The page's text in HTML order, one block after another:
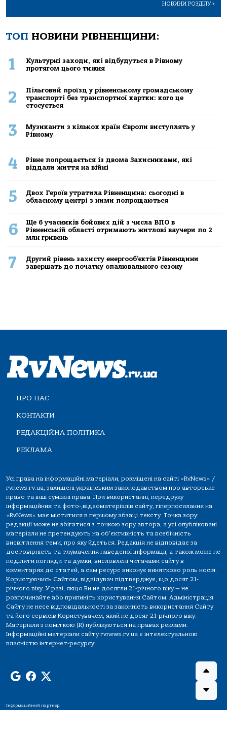
НОВИНИ РОЗДІЛУ>
ТОП НОВИНИ РІВНЕНЩИНИ:
1
Культурні заходи, які відбудуться в Рівному
протягом цього тижня
2
Пільговий проїзд у рівненському громадському
транспорті без транспортної картки: кого це
стосується
3
Музиканти з кількох країн Європи виступлять у
Рівному
4
Рівне попрощається із двома Захисниками, які
віддали життя на війні
5
Двох Героїв утратила Рівненщина: сьогодні в
обласному центрі з ними попрощаються
6
Ще 6 учасників бойових дій з числа ВПО в
Рівненській області отримають житлові ваучери по 2
млн гривень
7
Другий рівень захисту енергооб’єктів Рівненщини
завершать до початку опалювального сезону
ПРО НАС
КОНТАКТИ
РЕДАКЦІЙНА ПОЛІТИКА
РЕКЛАМА
Усі права на інформаційні матеріали, розміщені на сайті «RvNews» /
rvnews.rv.ua, захищені українським законодавством про авторське
право та інші суміжні права. При використанні, передруку
інформаційних та фото-,відеоматеріалів сайту, гіперпосилання на
«RvNews» має міститися в першому абзаці тексту. Точка зору
редакції може не збігатися з точкою зору автора, а усі опубліковані
матеріали не претендують на об'єктивність та всебічність
висвітлення теми, про яку йдеться. Редакція не відповідає за
достовірність та тлумачення наведеної інформації, а також може не
поділяти погляди та думки, висловлені читачами сайту в
коментарях до статей, а сам ресурс виконує винятково роль носія.
Користуючись Сайтом, відвідувач підтверджує, що досяг 21-
річного віку. У разі, якщо Ви не досягли 21-річного віку — не
розпочинайте або припиніть користування Сайтом. Адміністрація
Сайту не несе відповідальності за законність використання Сайту
та його сервісів Користувачем, який не досяг 21-річного віку.
Матеріали з поміткою (R) публікуються на правах реклами.
Інформаційні матеріали сайту rvnews.rv.ua є інтелектуальною
власністю інтернет-ресурсу.
Інформаційний партнер: